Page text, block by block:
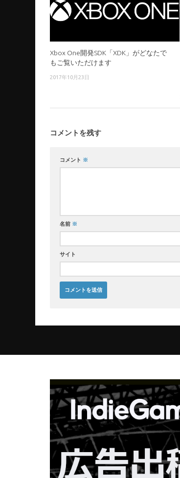
Xbox One開発SDK「XDK」がどなたで
もご覧いただけます
2017年10月23日
コメントを残す
コメント ※
名前 ※
サイト